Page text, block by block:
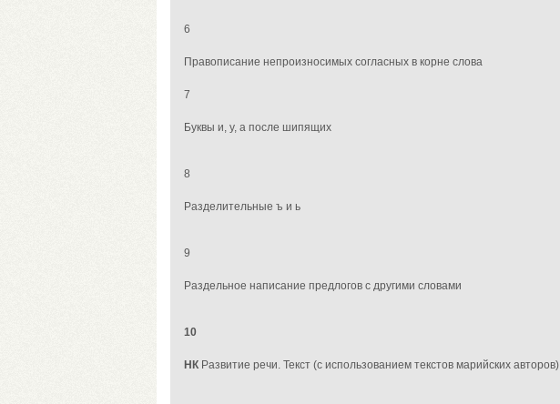
6
Правописание непроизносимых согласных в корне слова
7
Буквы и, у, а после шипящих
8
Разделительные ъ и ь
9
Раздельное написание предлогов с другими словами
10
НК Развитие речи. Текст (с использованием текстов марийских авторов)